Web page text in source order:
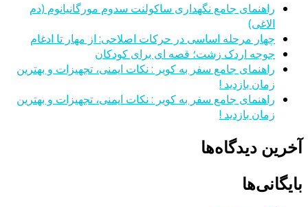
راهنمای جامع نگهداری ساکولنت سدوم مورگانیانوم (دم
الاغی)
چهار مرحله اساسی در حرکات اصلاحی: از مهار تا ادغام
جوجه اردک زشت؛ قصه ای برای کودکان
راهنمای جامع سفر به کویر : نکات ایمنی، تجهیزات و بهترین
زمان بازدید !
راهنمای جامع سفر به کویر : نکات ایمنی، تجهیزات و بهترین
زمان بازدید !
آخرین دیدگاه‌ها
بایگانی‌ها